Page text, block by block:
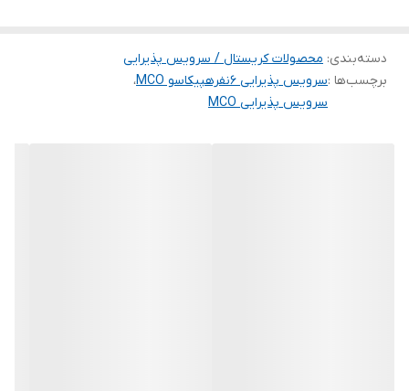
محصول با توجه به شهر شما با باربری یا اتوبوس ارسال میشود.
پس هنگام خرید برای ارسال گزینه مناسب را انتخاب نمایید.
دسته‌بندی: محصولات کریستال / سرویس پذیرایی
برچسب‌ها :سرویس پذیرایی 6نفرهپیکاسو MCO
،
سرویس پذیرایی MCO